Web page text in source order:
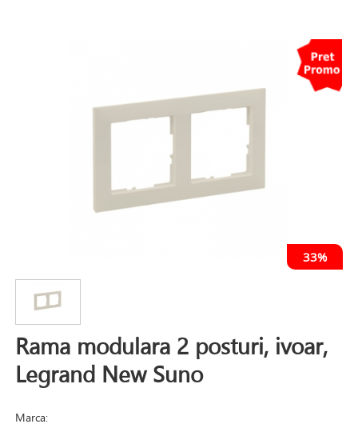
33%
Rama modulara 2 posturi, ivoar,
Legrand New Suno
Marca: